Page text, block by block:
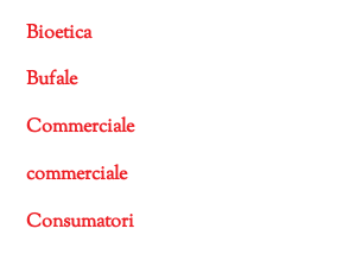
Bioetica
Bufale
Commerciale
commerciale
Consumatori